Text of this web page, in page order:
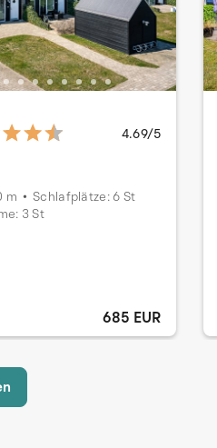
4.69/5
m
Schlafplätze: 6 St
3 St
685 EUR